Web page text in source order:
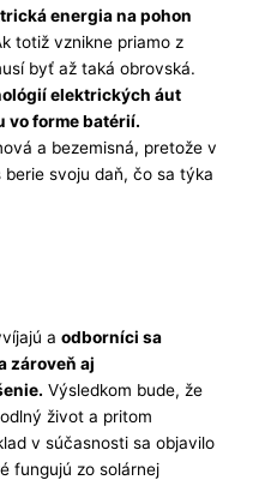
energia na pohon
totiž vznikne priamo z
byť až taká obrovská.
elektrických áut
vo forme batérií.
a bezemisná, pretože v
svoju daň, čo sa týka
aodborníci sa
zároveň aj
Výsledkom bude, že
život a pritom
v súčasnosti sa objavilo
fungujú zo solárnej